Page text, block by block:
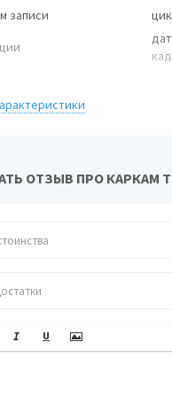
записи
режим
линз
ОТЗЫВ ПРО КАРКАМ